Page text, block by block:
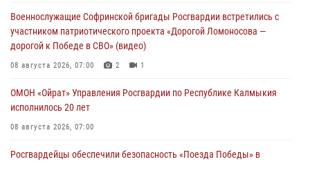
Военнослужащие Софринской бригады Росгвардии встретились с
участником патриотического проекта «Дорогой Ломоносова —
дорогой к Победе в СВО» (видео)
08 августа 2026, 07:00 2 1
ОМОН «Ойрат» Управления Росгвардии по Республике Калмыкия
исполнилось 20 лет
08 августа 2026, 07:00
Росгвардейцы обеспечили безопасность «Поезда Победы» в